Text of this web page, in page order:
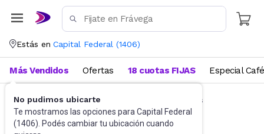
Estás en Capital Federal (1406)
No pudimos ubicarte
Te mostramos las opciones para Capital Federal
(1406). Podés cambiar tu ubicación cuando
Más Vendidos Ofertas 18 cuotas FIJAS Especial Café
Accesorios de Informática Docking Stations